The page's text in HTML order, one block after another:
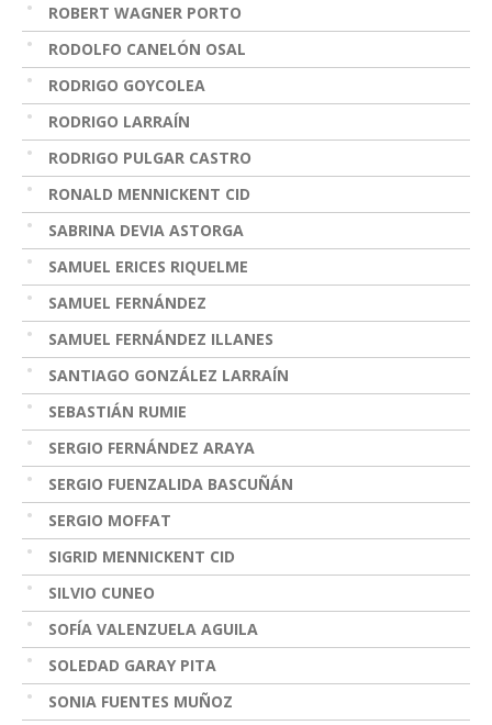
ROBERT WAGNER PORTO
RODOLFO CANELÓN OSAL
RODRIGO GOYCOLEA
RODRIGO LARRAÍN
RODRIGO PULGAR CASTRO
RONALD MENNICKENT CID
SABRINA DEVIA ASTORGA
SAMUEL ERICES RIQUELME
SAMUEL FERNÁNDEZ
SAMUEL FERNÁNDEZ ILLANES
SANTIAGO GONZÁLEZ LARRAÍN
SEBASTIÁN RUMIE
SERGIO FERNÁNDEZ ARAYA
SERGIO FUENZALIDA BASCUÑÁN
SERGIO MOFFAT
SIGRID MENNICKENT CID
SILVIO CUNEO
SOFÍA VALENZUELA AGUILA
SOLEDAD GARAY PITA
SONIA FUENTES MUÑOZ